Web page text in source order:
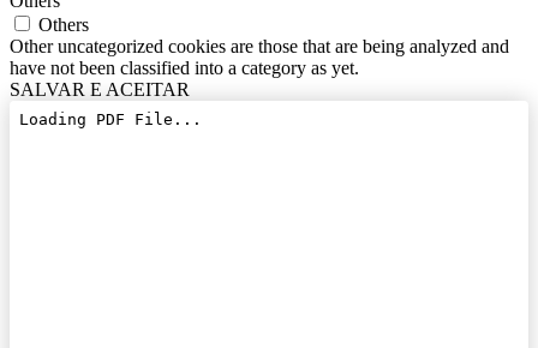
Others
Other uncategorized cookies are those that are being analyzed and
have not been classified into a category as yet.
SALVAR E ACEITAR